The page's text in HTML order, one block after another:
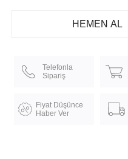
Telefonla
Sipariş
Fiyat Düşünce
Haber Ver